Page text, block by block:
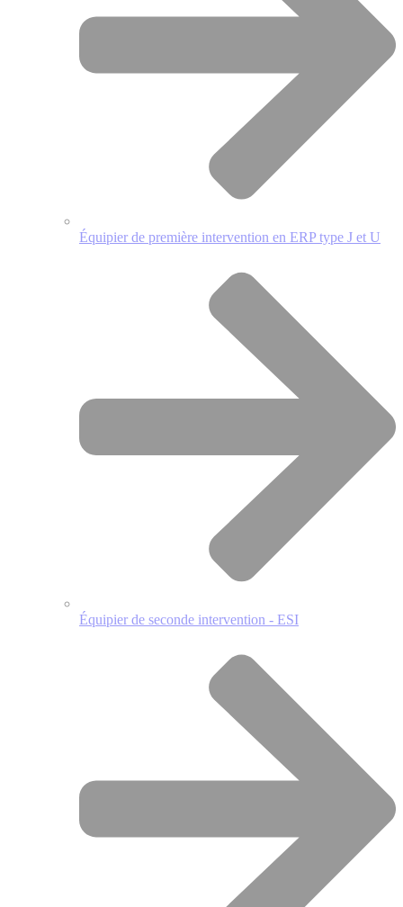
Équipier de première intervention en ERP type J et U
Équipier de seconde intervention - ESI